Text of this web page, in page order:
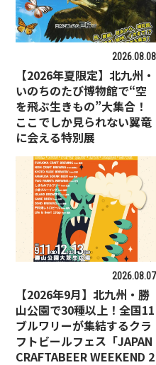
2026.08.08
【2026年夏限定】北九州・
いのちのたび博物館で“空
を飛ぶ生きもの”大集合！
ここでしか見られない翼竜
に会える特別展
2026.08.07
【2026年9月】北九州・勝
山公園で30種以上！全国11
ブルワリーが集結するクラ
フトビールフェス「JAPAN
CRAFTABEER WEEKEND 2